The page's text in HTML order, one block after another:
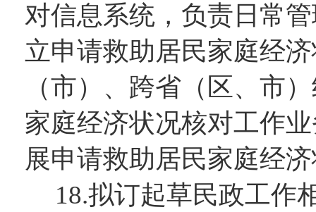
对信息系统，负责日常
立申请救助居民家庭经
（市）、跨省（区、市
家庭经济状况核对工作
展申请救助居民家庭经
18.拟订起草民政工作